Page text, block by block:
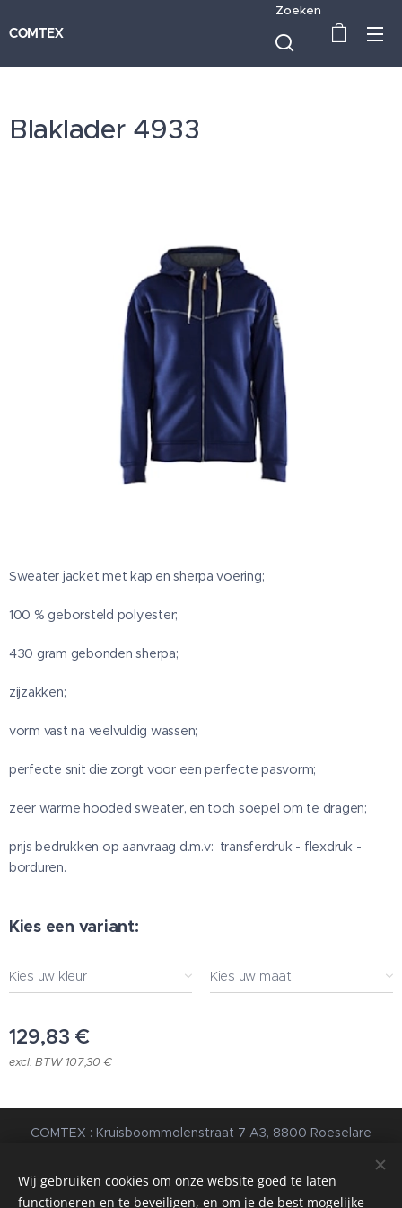
COMTEX
Zoeken
Blaklader 4933
Sweater jacket met kap en sherpa voering;
100 % geborsteld polyester;
430 gram gebonden sherpa;
zijzakken;
vorm vast na veelvuldig wassen;
perfecte snit die zorgt voor een perfecte pasvorm;
zeer warme hooded sweater, en toch soepel om te dragen;
prijs bedrukken op aanvraag d.m.v: transferdruk - flexdruk -
borduren.
Kies een variant:
Kies uw kleur Kies uw maat
129,83 €
excl. BTW 107,30 €
COMTEX : Kruisboommolenstraat 7 A3, 8800 Roeselare
Voorwaarden| Privacybeleid
Wij gebruiken cookies om onze website goed te laten
functioneren en te beveiligen, en om je de best mogelijke